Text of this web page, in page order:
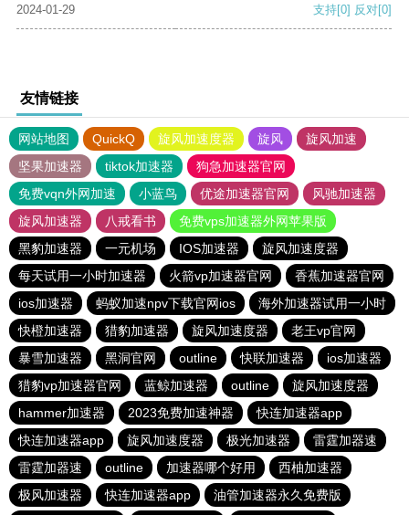
2024-01-29 支持[0] 反对[0]
友情链接
网站地图 QuickQ 旋风加速度器 旋风
旋风加速
坚果加速器
tiktok加速器
狗急加速器官网
免费vqn外网加速
小蓝鸟 优途加速器官网
风驰加速器
旋风加速器
八戒看书
免费vps加速器外网苹果版
黑豹加速器
一元机场 IOS加速器
旋风加速度器
每天试用一小时加速器
火箭vp加速器官网
香蕉加速器官网
ios加速器
蚂蚁加速npv下载官网ios
海外加速器试用一小时
快橙加速器
猎豹加速器 旋风加速度器
老王vp官网
暴雪加速器
黑洞官网 outline 快联加速器
ios加速器
猎豹vp加速器官网
蓝鲸加速器 outline
旋风加速度器
hammer加速器
2023免费加速神器
快连加速器app
快连加速器app
旋风加速度器 极光加速器
雷霆加器速
雷霆加器速
outline 加速器哪个好用
西柚加速器
极风加速器
快连加速器app 油管加速器永久免费版